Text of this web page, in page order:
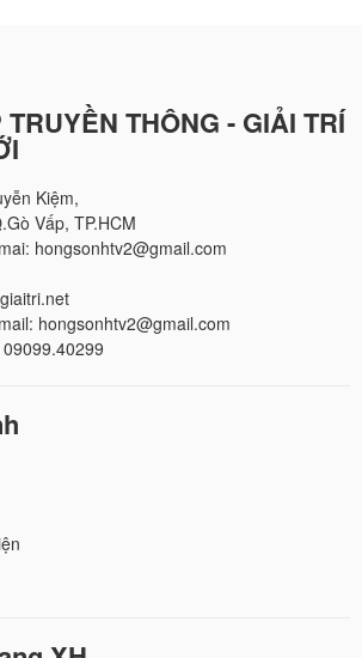
THÔNG - GIẢI TRÍ
Kiệm,
Vấp, TP.HCM
hongsonhtv2@gmail.com
hongsonhtv2@gmail.com
09099.40299